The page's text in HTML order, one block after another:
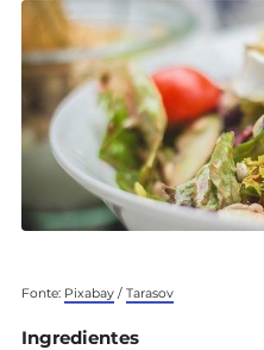
Fonte: Pixabay / Tarasov
Ingredientes